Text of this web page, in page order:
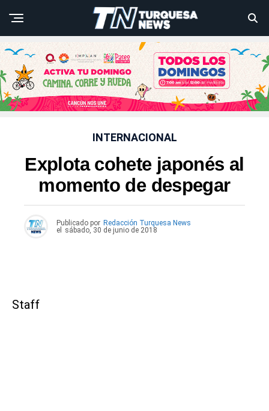
INTERNACIONAL
Explota cohete japonés al
momento de despegar
Publicado por Redacción Turquesa News
el
sábado, 30 de junio de 2018
Staff